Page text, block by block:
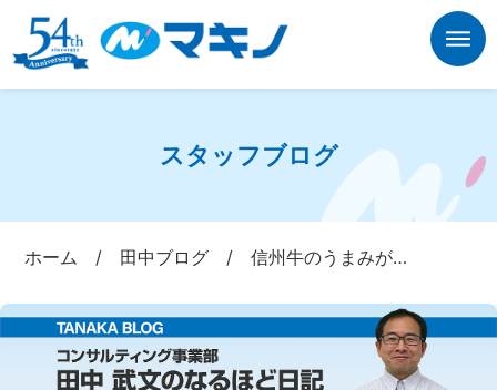
スタッフブログ
ホーム / 田中ブログ /信州牛のうまみが…